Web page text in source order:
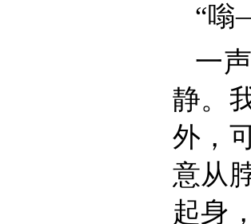
“
一
静。
外，
意从
起身